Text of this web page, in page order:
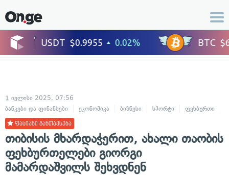
1 ივლისი 2025, 07:56
ბანკები და ფინანსები
ეკონომიკა ბიზნესი სპორტი ფეხბურთი
ფასიანი განთავსება
თიბისის მხარდაჭერით, ახალი თაობის
ფეხბურთელები გიორგი
მამარდაშვილს შეხვდნენ